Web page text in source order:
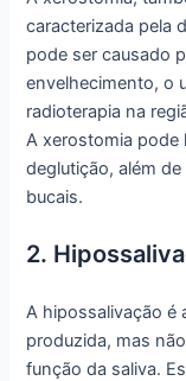
caracterizada pela
pode ser causado
envelhecimento, o
radioterapia na
A xerostomia pode
deglutição, além
bucais.
2.
A hipossalivação é
produzida, mas
função da saliva.